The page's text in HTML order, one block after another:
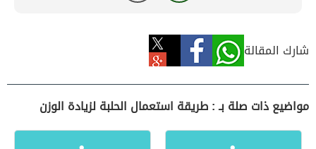
شارك المقالة
مواضيع ذات صلة بـ : طريقة استعمال الحلبة لزيادة الوزن